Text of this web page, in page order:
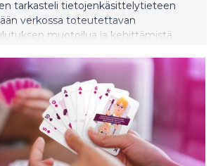
tarkasteli tietojenkäsittelytieteen
verkossa toteutettavan
muotoilua ja kehittämistä.
tulevien maahanmuuttajien
ja työllistymistä.
opettajilta kykyä rakentaa
vuorovaikutusta
ympäristössä ja kehittää
yhdessä muiden toimijoiden